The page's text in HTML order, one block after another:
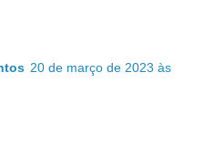
20 de março de 2023 às